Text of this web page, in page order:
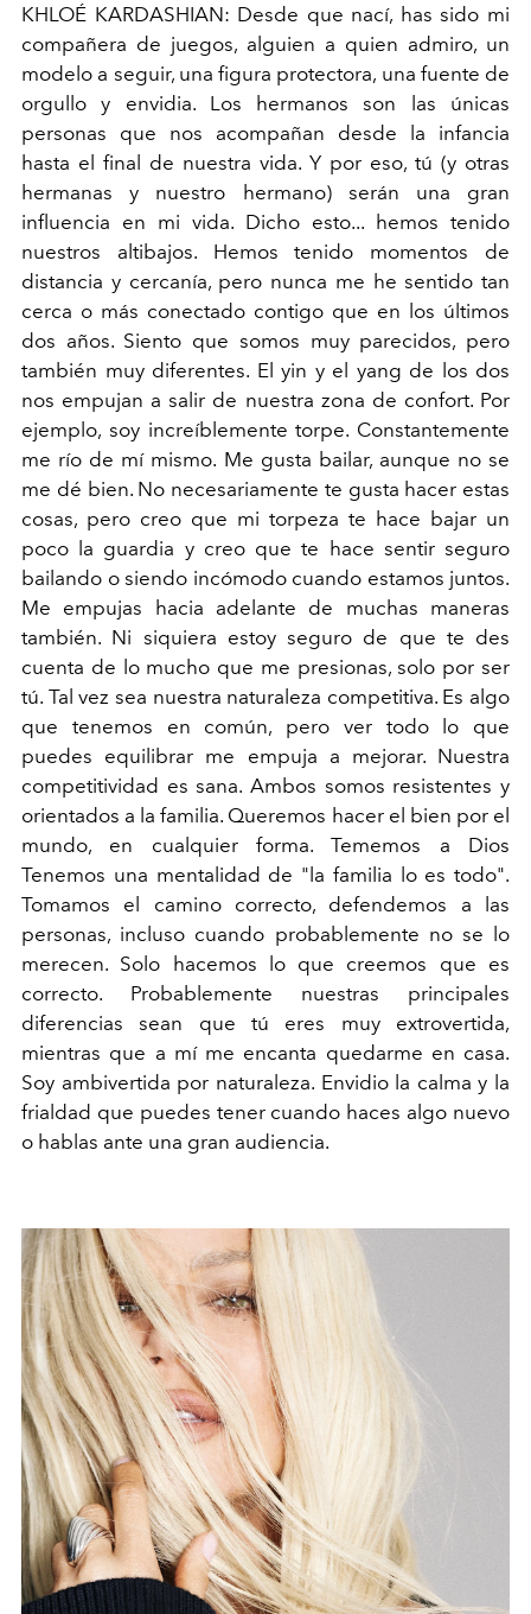
KHLOÉ KARDASHIAN: Desde que nací, has sido mi
compañera de juegos, alguien a quien admiro, un
modelo a seguir, una figura protectora, una fuente de
orgullo y envidia. Los hermanos son las únicas
personas que nos acompañan desde la infancia
hasta el final de nuestra vida. Y por eso, tú (y otras
hermanas y nuestro hermano) serán una gran
influencia en mi vida. Dicho esto... hemos tenido
nuestros altibajos. Hemos tenido momentos de
distancia y cercanía, pero nunca me he sentido tan
cerca o más conectado contigo que en los últimos
dos años. Siento que somos muy parecidos, pero
también muy diferentes. El yin y el yang de los dos
nos empujan a salir de nuestra zona de confort. Por
ejemplo, soy increíblemente torpe. Constantemente
me río de mí mismo. Me gusta bailar, aunque no se
me dé bien. No necesariamente te gusta hacer estas
cosas, pero creo que mi torpeza te hace bajar un
poco la guardia y creo que te hace sentir seguro
bailando o siendo incómodo cuando estamos juntos.
Me empujas hacia adelante de muchas maneras
también. Ni siquiera estoy seguro de que te des
cuenta de lo mucho que me presionas, solo por ser
tú. Tal vez sea nuestra naturaleza competitiva. Es algo
que tenemos en común, pero ver todo lo que
puedes equilibrar me empuja a mejorar. Nuestra
competitividad es sana. Ambos somos resistentes y
orientados a la familia. Queremos hacer el bien por el
mundo, en cualquier forma. Tememos a Dios
Tenemos una mentalidad de "la familia lo es todo".
Tomamos el camino correcto, defendemos a las
personas, incluso cuando probablemente no se lo
merecen. Solo hacemos lo que creemos que es
correcto. Probablemente nuestras principales
diferencias sean que tú eres muy extrovertida,
mientras que a mí me encanta quedarme en casa.
Soy ambivertida por naturaleza. Envidio la calma y la
frialdad que puedes tener cuando haces algo nuevo
o hablas ante una gran audiencia.